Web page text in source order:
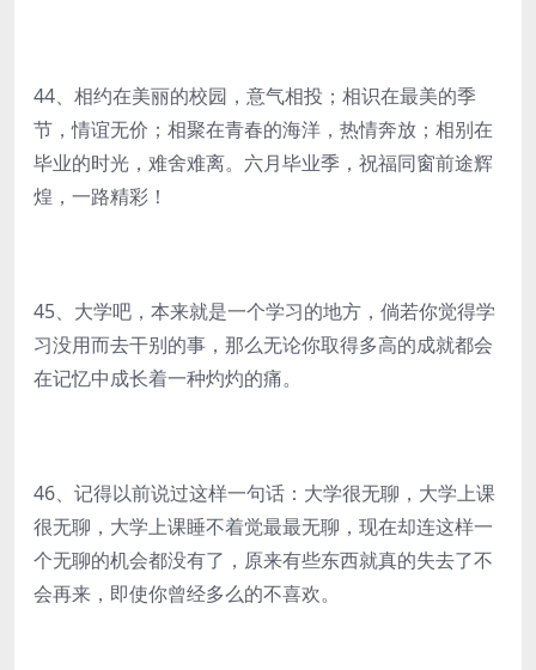
44、相约在美丽的校园，意气相投；相识在最美的季
节，情谊无价；相聚在青春的海洋，热情奔放；相别在
毕业的时光，难舍难离。六月毕业季，祝福同窗前途辉
煌，一路精彩！
45、大学吧，本来就是一个学习的地方，倘若你觉得学
习没用而去干别的事，那么无论你取得多高的成就都会
在记忆中成长着一种灼灼的痛。
46、记得以前说过这样一句话：大学很无聊，大学上课
很无聊，大学上课睡不着觉最最无聊，现在却连这样一
个无聊的机会都没有了，原来有些东西就真的失去了不
会再来，即使你曾经多么的不喜欢。